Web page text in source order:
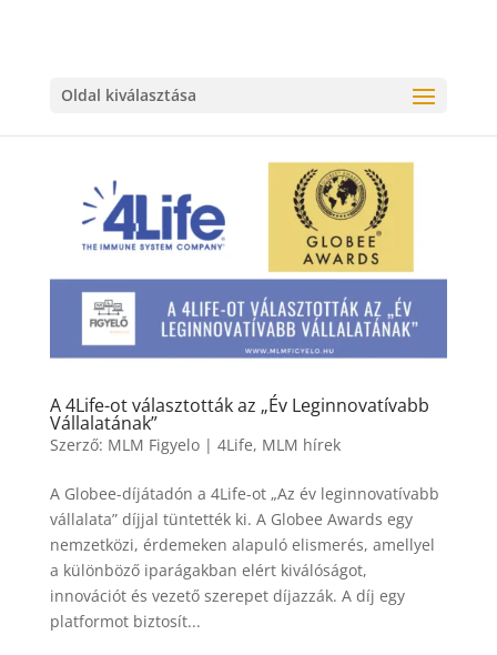
Oldal kiválasztása
A 4Life-ot választották az „Év Leginnovatívabb
Vállalatának”
Szerző: MLM Figyelo| 4Life, MLM hírek
A Globee-díjátadón a 4Life-ot „Az év leginnovatívabb
vállalata” díjjal tüntették ki. A Globee Awards egy
nemzetközi, érdemeken alapuló elismerés, amellyel
a különböző iparágakban elért kiválóságot,
innovációt és vezető szerepet díjazzák. A díj egy
platformot biztosít...